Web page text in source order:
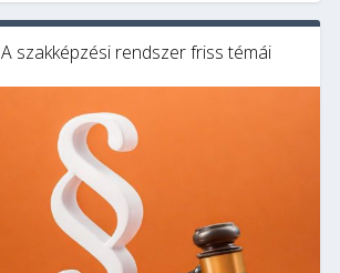
A szakképzési rendszer friss témái